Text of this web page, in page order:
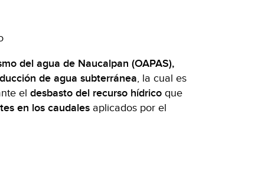
del agua de Naucalpan (OAPAS),
de agua subterránea, la cual es
el desbasto del recurso hídrico que
en los caudales aplicados por el